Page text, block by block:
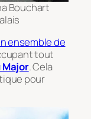
Bouchart
ensemble de
tout
Major. Cela
pour